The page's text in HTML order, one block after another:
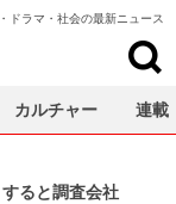
ドラマ・社会の最新ニュース
すると調査会社
カルチャー 連載